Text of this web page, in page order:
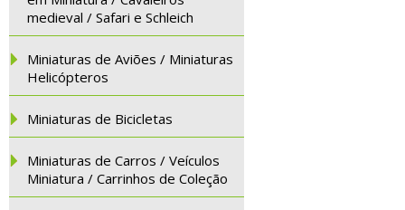
medieval / Safari e Schleich
Miniaturas de Aviões / Miniaturas
Helicópteros
Miniaturas de Bicicletas
Miniaturas de Carros / Veículos
Miniatura / Carrinhos de Coleção